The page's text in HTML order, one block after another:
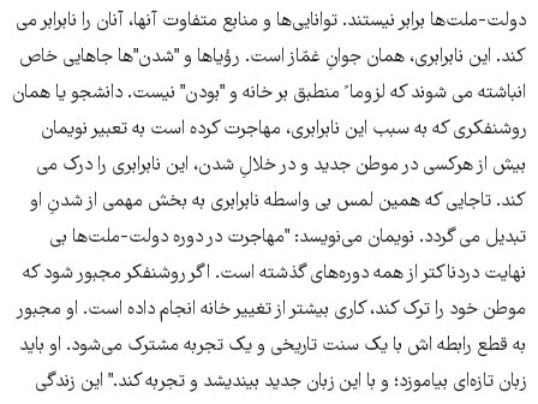
دولت-ملت‌ها برابر نیستند. توانایى‌ها و منابع متفاوت آنها، آنان را نابرابر مى
کند. این نابرابرى، همان جوانِ غمّاز است. رؤیاها و "شدن"‌ها جاهایى خاص
انباشته مى شوند که لزوما ً منطبق بر خانه و "بودن" نیست. دانشجو یا همان
روشنفکرى که به سبب این نابرابرى، مهاجرت کرده است به تعبیر نویمان
بیش از هرکسى در موطن جدید و در خلالِ شدن، این نابرابرى را درک مى
کند. تاجایى که همین لمس بى واسطه نابرابرى به بخش مهمى از شدنِ او
تبدیل مى گردد. نویمان می‌نویسد: "مهاجرت در دوره دولت-ملت‌ها بی
نهایت دردناکتر از همه دوره‌های گذشته است. اگر روشنفکر مجبور شود که
موطن خود را ترک کند، کاری بیشتر از تغییر خانه انجام داده است. او مجبور
به قطع رابطه اش با یک سنت تاریخی و یک تجربه مشترک می‌شود. او باید
زبان تازه‌ای بیاموزد؛ و با این زبان جدید بیندیشد و تجربه کند." این زندگى